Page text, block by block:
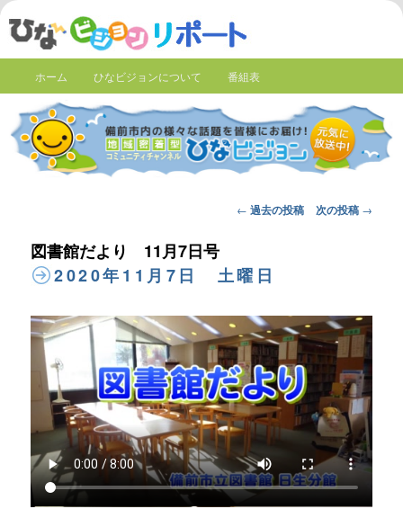
ホーム ひなビジョンについて 番組表
Post
← 過去の投稿 次の投稿 →
図書館だより 11月7日号
2020年11月7日 土曜日